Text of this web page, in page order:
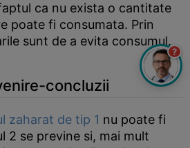
ca nu exista o cantitate
poate fi consumata. Prin
sunt de a evita consumul.
concluzii
zaharat de tip 1 nu poate fi
2 se previne si, mai mult
?